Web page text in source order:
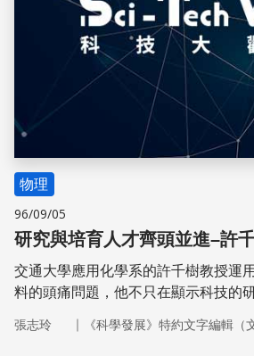
物理
96/09/05
研究與培育人才齊頭並進–許
交通大學應用化學系的許千樹教授運
料的頭痛問題，他不只在顯示科技的
張志玲 ｜ 《科學發展》特約文字編輯（